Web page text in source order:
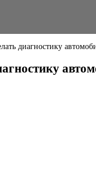
диагностику